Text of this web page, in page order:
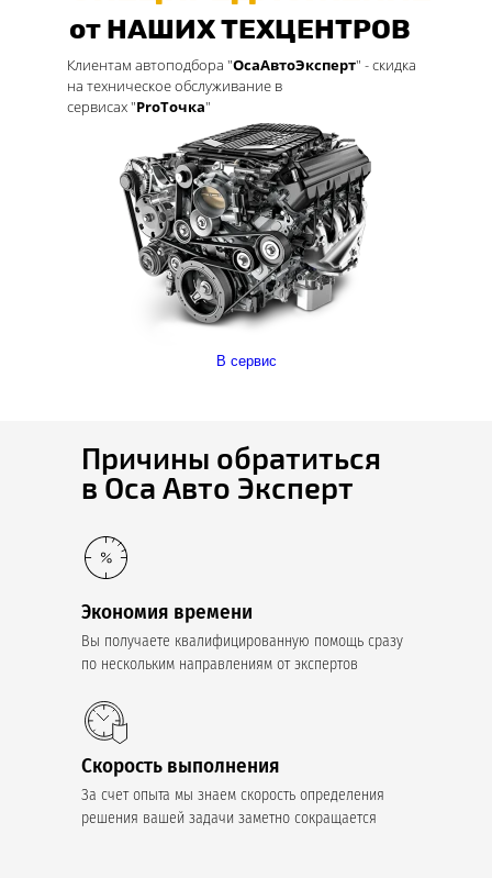
Подробнее
от НАШИХ ТЕХЦЕНТРОВ
Клиентам автоподбора "ОсаАвтоЭксперт" - скидка
на техническое обслуживание в
сервисах "ProТочка"
В сервис
Причины обратиться
в Оса Авто Эксперт
Экономия времени
Скорость выполнения
Вы получаете квалифицированную помощь сразу
по нескольким направлениям от экспертов
За счет опыта мы знаем скорость определения
решения вашей задачи заметно сокращается